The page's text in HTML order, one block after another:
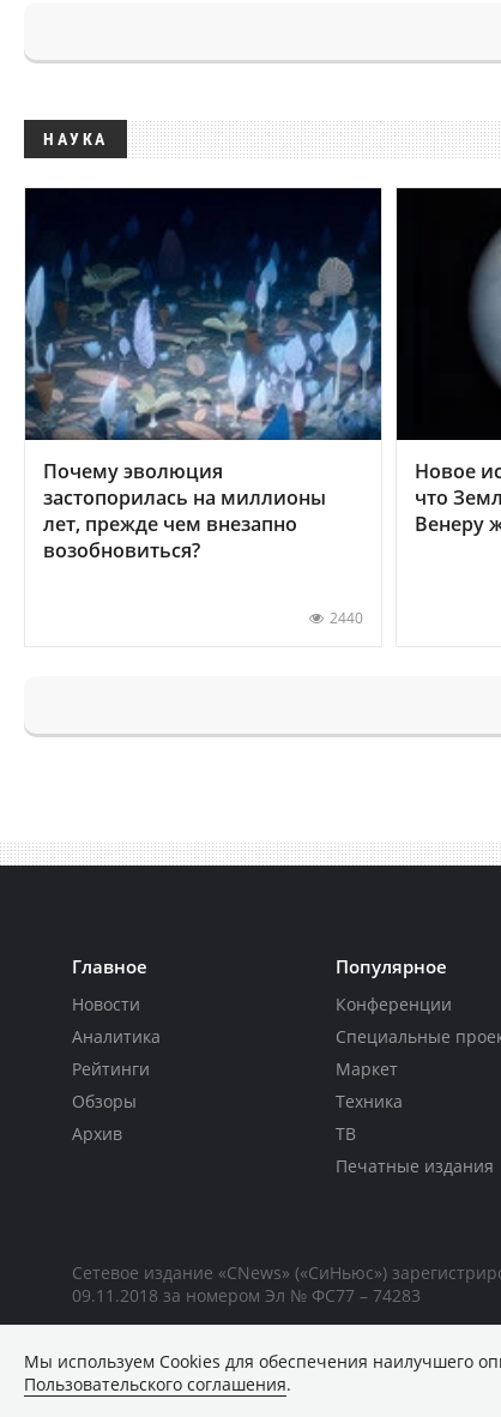
НАУКА
Почему эволюция
застопорилась на миллионы
лет, прежде чем внезапно
возобновиться?
2440
Новое
что
Венеру
Главное
Новости
Аналитика
Рейтинги
Обзоры
Архив
Популярное
Конференции
Специальные
Маркет
Техника
ТВ
Печатные издания
Сетевое издание «CNews» («СиНьюс»)
09.11.2018 за номером Эл № ФС77 – 74283
Мы используем Сookies для обеспечения наилучшего
Пользовательского соглашения.